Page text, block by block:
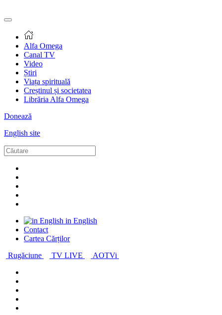
Alfa Omega
Canal TV
Video
Știri
Viața spirituală
Creștinul și societatea
Librăria Alfa Omega
Donează
English site
in English
Contact
Cartea Cărților
Rugăciune
TV LIVE AOTVi